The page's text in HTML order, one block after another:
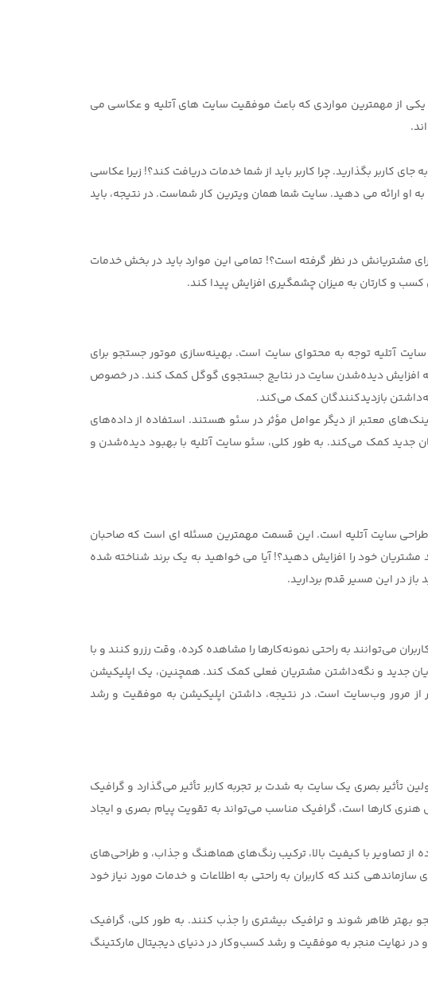
از مهمترین مواردی که باعث موفقیت سایت های آتلیه و عکاسی می
بگذارید. چرا کاربر باید از شما خدمات دریافت کند؟! زیرا عکاسی
او ارائه می دهید. سایت شما همان ویترین کار شماست. در نتیجه، باید
مشتریانش در نظر گرفته است؟! تمامی این موارد باید در بخش خدمات
و کارتان به میزان چشمگیری افزایش پیدا کند.
آتلیه توجه به محتوای سایت است. بهینه‌سازی موتور جستجو برای
به افزایش دیده‌شدن سایت در نتایج جستجوی گوگل کمک کند. در خصوص
بازدیدکنندگان کمک می‌کند.
معتبر از دیگر عوامل مؤثر در سئو هستند. استفاده از داده‌های
جدید کمک می‌کند. به طور کلی، سئو سایت آتلیه با بهبود دیده‌شدن و
سایت آتلیه است. این قسمت مهمترین مسئله ای است که صاحبان
خود را افزایش دهید؟! آیا می خواهید به یک برند شناخته شده
در این مسیر قدم بردارید.
می‌توانند به راحتی نمونه‌کارها را مشاهده کرده، وقت رزرو کنند و با
جدید و نگه‌داشتن مشتریان فعلی کمک کند. همچنین، یک اپلیکیشن
از مرور وب‌سایت است. در نتیجه، داشتن اپلیکیشن به موفقیت و رشد
تأثیر بصری یک سایت به شدت بر تجربه کاربر تأثیر می‌گذارد و گرافیک
هنری کارها است، گرافیک مناسب می‌تواند به تقویت پیام بصری و ایجاد
تصاویر با کیفیت بالا، ترکیب رنگ‌های هماهنگ و جذاب، و طراحی‌های
کند که کاربران به راحتی به اطلاعات و خدمات مورد نیاز خود
ظاهر شوند و ترافیک بیشتری را جذب کنند. به طور کلی، گرافیک
و در نهایت منجر به موفقیت و رشد کسب‌وکار در دنیایدیجیتال مارکتینگ